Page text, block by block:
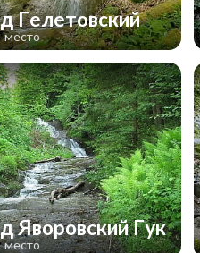
Гелетовский
место
Яворовский Гук
место